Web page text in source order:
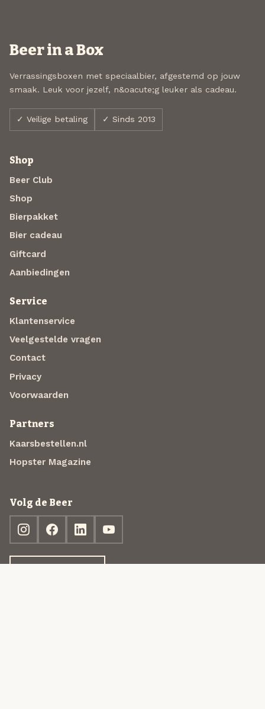
Beer in a Box
Verrassingsboxen met speciaalbier, afgestemd op jouw
smaak. Leuk voor jezelf, n&oacute;g leuker als cadeau.
✓ Veilige betaling ✓ Sinds 2013
Shop
Beer Club
Shop
Bierpakket
Bier cadeau
Giftcard
Aanbiedingen
Service
Klantenservice
Veelgestelde vragen
Contact
Privacy
Voorwaarden
Partners
Kaarsbestellen.nl
Hopster Magazine
Volg de Beer